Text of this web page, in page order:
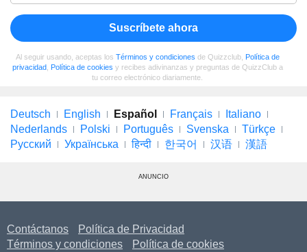
Suscríbete ahora
Al seguir usando, aceptas los Términos y condiciones de Quizzclub, Política de
privacidad, Política de cookies y recibes adivinanzas y preguntas de QuizzClub a
tu correo electrónico diariamente.
Deutsch English Español Français
Italiano
Nederlands
Polski Português Svenska
Türkçe
Русский
Українська हिन्दी 한국어 汉语 漢語
ANUNCIO
Contáctanos
Política de Privacidad
Términos y condiciones
Política de cookies